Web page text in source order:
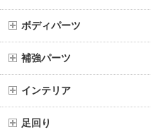
ボディパーツ
補強パーツ
インテリア
足回り